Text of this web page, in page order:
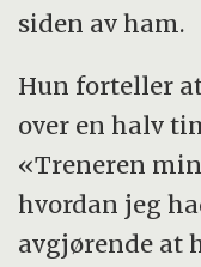
siden av ham.
Hun forteller
over en halv
«Treneren
hvordan jeg
avgjørende at